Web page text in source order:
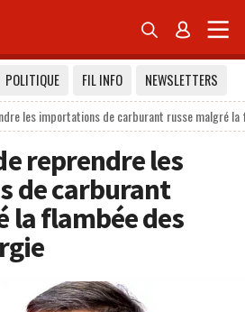
 
POLITIQUE FIL INFO
NEWSLETTERS
les importations de carburant russe malgré la
reprendre les
de carburant
la flambée des